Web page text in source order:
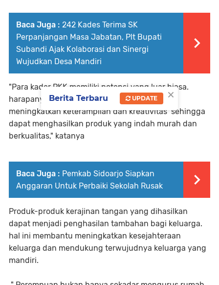
Baca Juga : 242 Kades Terima SK
Perpanjangan Masa Jabatan, Plt Bupati
Subandi Ajak Kolaborasi dan Sinergi
Wujudkan Desa Mandiri
"Para kader PKK memiliki potensi yang luar biasa.
harapanya ke depan para kader PKK dapat
meningkatkan keterampilan dan kreativitas sehingga
dapat menghasilkan produk yang indah murah dan
berkualitas," katanya
Baca Juga : Pemkab Sidoarjo Siapkan
Anggaran Untuk Perbaiki Sekolah Rusak
Produk-produk kerajinan tangan yang dihasilkan
dapat menjadi penghasilan tambahan bagi keluarga.
hal ini membantu meningkatkan kesejahteraan
keluarga dan mendukung terwujudnya keluarga yang
mandiri.
×
Berita Terbaru UPDATE